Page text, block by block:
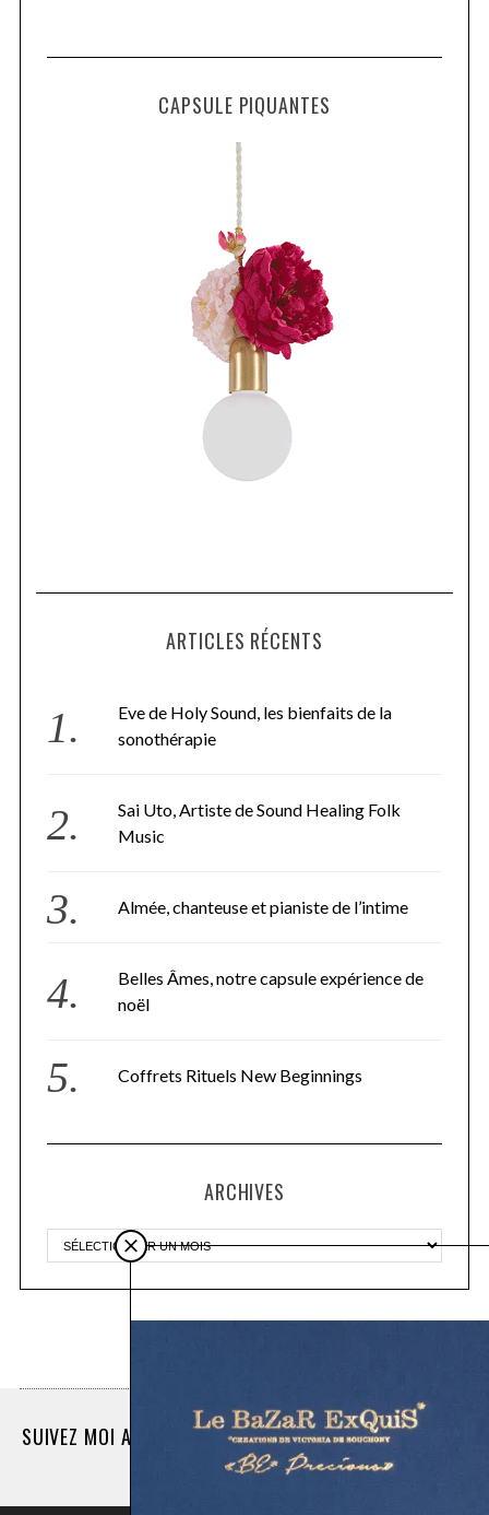
CAPSULE PIQUANTES
ARTICLES RÉCENTS
Eve de Holy Sound, les bienfaits de la
sonothérapie
Sai Uto, Artiste de Sound Healing Folk
Music
Almée, chanteuse et pianiste de l’intime
Belles Âmes, notre capsule expérience de
noël
Coffrets Rituels New Beginnings
ARCHIVES
Plus d'articles
SUIVEZ MOI AUSSI SUR INSTAGRAM @LASEINOGRAPHE